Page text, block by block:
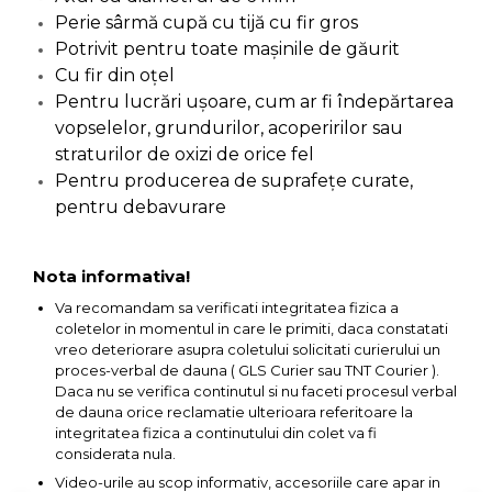
Capre & Suporti Auto
Pat Mobil Auto
Cric Hidraulic
Set / trusa chei tubulare
Chei Tubulare
Multimetru Digital
Canistre benzina
Presa Hidraulica Tinichigerie
& Suruburi
Extractor Rulmenti
Perie sârmă cupă cu tijă cu fir gros
Potrivit pentru toate mașinile de găurit
Cu fir din oțel
Pentru lucrări uşoare, cum ar fi îndepărtarea
vopselelor, grundurilor, acoperirilor sau
straturilor de oxizi de orice fel
Pentru producerea de suprafeţe curate,
pentru debavurare
Nota informativa!
Va recomandam sa verificati integritatea fizica a
coletelor in momentul in care le primiti, daca constatati
vreo deteriorare asupra coletului solicitati curierului un
proces-verbal de dauna ( GLS Curier sau TNT Courier ).
Daca nu se verifica continutul si nu faceti procesul verbal
de dauna orice reclamatie ulterioara referitoare la
integritatea fizica a continutului din colet va fi
considerata nula.
Video-urile au scop informativ, accesoriile care apar in